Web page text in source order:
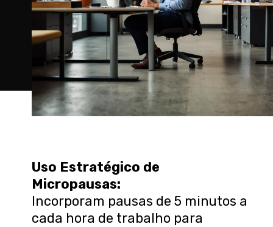
Uso Estratégico de
Micropausas:
Incorporam pausas de 5 minutos a
cada hora de trabalho para